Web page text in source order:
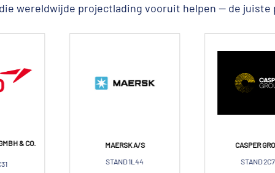
wereldwijde projectlading vooruit helpen — de juiste
GMBH & CO.
1B31
BLUE WATER SHIPPING
STAND 2B60-C61
CMA
STAND